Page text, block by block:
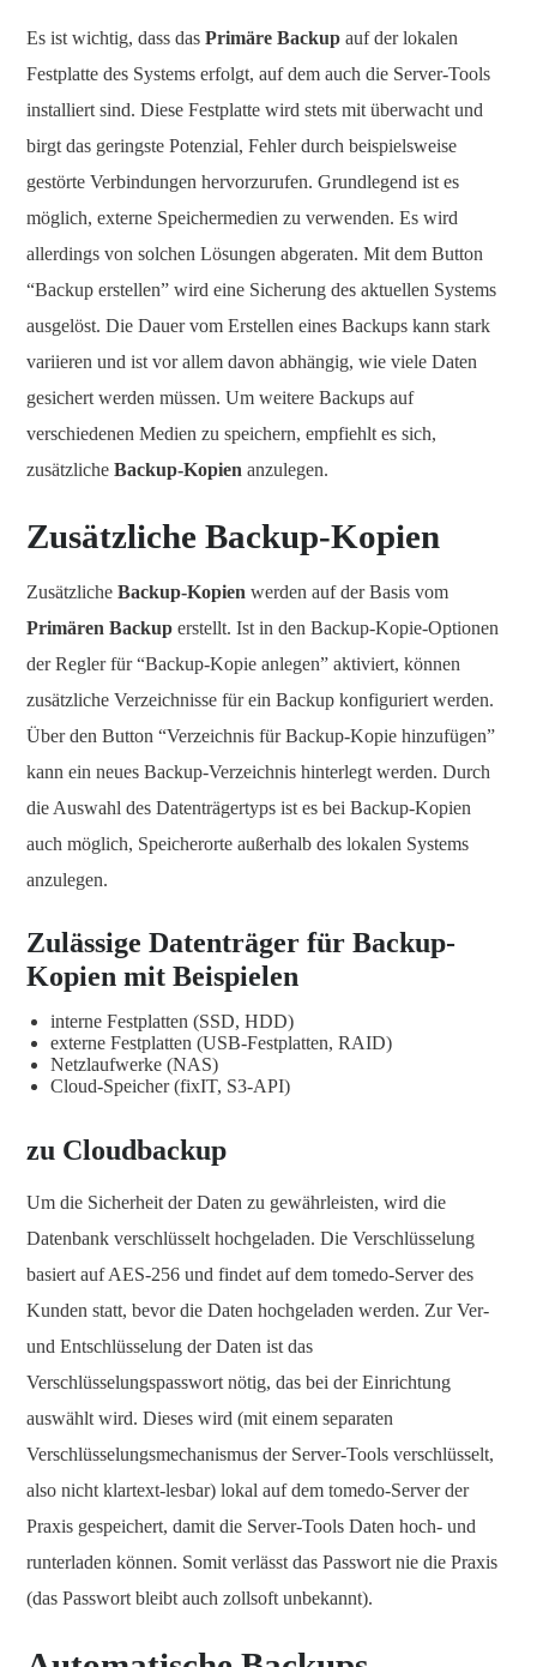
Es ist wichtig, dass das Primäre Backup auf der lokalen
Festplatte des Systems erfolgt, auf dem auch die Server-Tools
installiert sind. Diese Festplatte wird stets mit überwacht und
birgt das geringste Potenzial, Fehler durch beispielsweise
gestörte Verbindungen hervorzurufen. Grundlegend ist es
möglich, externe Speichermedien zu verwenden. Es wird
allerdings von solchen Lösungen abgeraten. Mit dem Button
“Backup erstellen” wird eine Sicherung des aktuellen Systems
ausgelöst. Die Dauer vom Erstellen eines Backups kann stark
variieren und ist vor allem davon abhängig, wie viele Daten
gesichert werden müssen. Um weitere Backups auf
verschiedenen Medien zu speichern, empfiehlt es sich,
zusätzliche Backup-Kopien anzulegen.
Zusätzliche Backup-Kopien
Zusätzliche Backup-Kopien werden auf der Basis vom
Primären Backup erstellt. Ist in den Backup-Kopie-Optionen
der Regler für “Backup-Kopie anlegen” aktiviert, können
zusätzliche Verzeichnisse für ein Backup konfiguriert werden.
Über den Button “Verzeichnis für Backup-Kopie hinzufügen”
kann ein neues Backup-Verzeichnis hinterlegt werden. Durch
die Auswahl des Datenträgertyps ist es bei Backup-Kopien
auch möglich, Speicherorte außerhalb des lokalen Systems
anzulegen.
Zulässige Datenträger für Backup-
Kopien mit Beispielen
interne Festplatten (SSD, HDD)
externe Festplatten (USB-Festplatten, RAID)
Netzlaufwerke (NAS)
Cloud-Speicher (fixIT, S3-API)
zu Cloudbackup
Um die Sicherheit der Daten zu gewährleisten, wird die
Datenbank verschlüsselt hochgeladen. Die Verschlüsselung
basiert auf AES-256 und findet auf dem tomedo-Server des
Kunden statt, bevor die Daten hochgeladen werden. Zur Ver-
und Entschlüsselung der Daten ist das
Verschlüsselungspasswort nötig, das bei der Einrichtung
auswählt wird. Dieses wird (mit einem separaten
Verschlüsselungsmechanismus der Server-Tools verschlüsselt,
also nicht klartext-lesbar) lokal auf dem tomedo-Server der
Praxis gespeichert, damit die Server-Tools Daten hoch- und
runterladen können. Somit verlässt das Passwort nie die Praxis
(das Passwort bleibt auch zollsoft unbekannt).